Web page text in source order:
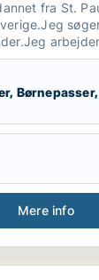
fra St.
Jeg leder
Mere info